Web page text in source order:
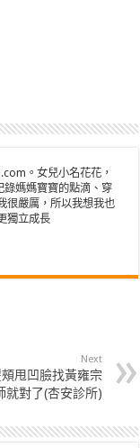
。女兒小名花花，
錄媽媽寶寶的點滴、穿
很嚴厲，所以我想我也
獨立成長
Next
甩凹臉找黃雍宗
就對了(杏安診所)